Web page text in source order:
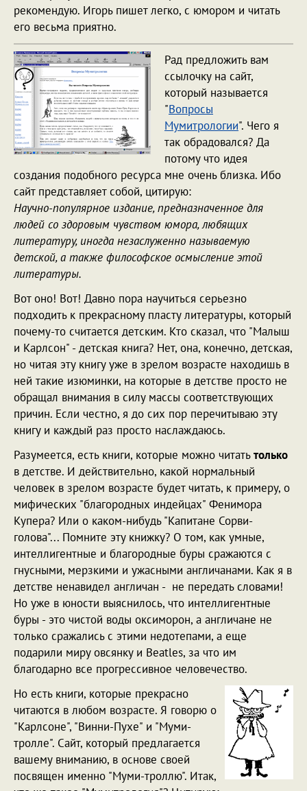
рекомендую. Игорь пишет легко, с юмором и читать
его весьма приятно.
Рад предложить вам
ссылочку на сайт,
который называется
"Вопросы
Мумитрологии". Чего я
так обрадовался? Да
потому что идея
создания подобного ресурса мне очень близка. Ибо
сайт представляет собой, цитирую:
Научно-популярное издание, предназначенное для
людей со здоровым чувством юмора, любящих
литературу, иногда незаслуженно называемую
детской, а также философское осмысление этой
литературы.
Вот оно! Вот! Давно пора научиться серьезно
подходить к прекрасному пласту литературы, который
почему-то считается детским. Кто сказал, что "Малыш
и Карлсон" - детская книга? Нет, она, конечно, детская,
но читая эту книгу уже в зрелом возрасте находишь в
ней такие изюминки, на которые в детстве просто не
обращал внимания в силу массы соответствующих
причин. Если честно, я до сих пор перечитываю эту
книгу и каждый раз просто наслаждаюсь.
Разумеется, есть книги, которые можно читатьтолько
в детстве. И действительно, какой нормальный
человек в зрелом возрасте будет читать, к примеру, о
мифических "благородных индейцах" Фенимора
Купера? Или о каком-нибудь "Капитане Сорви-
голова"... Помните эту книжку? О том, как умные,
интеллигентные и благородные буры сражаются с
гнусными, мерзкими и ужасными англичанами. Как я в
детстве ненавидел англичан - не передать словами!
Но уже в юности выяснилось, что интеллигентные
буры - это чистой воды оксиморон, а англичане не
только сражались с этими недотепами, а еще
подарили миру овсянку и Beatles, за что им
благодарно все прогрессивное человечество.
Но есть книги, которые прекрасно
читаются в любом возрасте. Я говорю о
"Карлсоне", "Винни-Пухе" и "Муми-
тролле". Сайт, который предлагается
вашему вниманию, в основе своей
посвящен именно "Муми-троллю". Итак,